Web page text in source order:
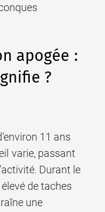
apogée :
?
11 ans
varie, passant
Durant le
de taches
une